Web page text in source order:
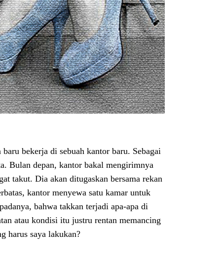
bekerja di sebuah kantor baru. Sebagai
Bulan depan, kantor bakal mengirimnya
takut. Dia akan ditugaskan bersama rekan
kantor menyewa satu kamar untuk
bahwa takkan terjadi apa-apa di
atau kondisi itu justru rentan memancing
harus saya lakukan?